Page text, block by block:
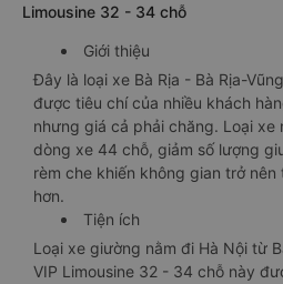
Limousine 32 - 34 chỗ
Giới thiệu
Đây là loại xe Bà Rịa - Bà Rịa-
được tiêu chí của nhiều khách
nhưng giá cả phải chăng. Loại
dòng xe 44 chỗ, giảm số lượng
rèm che khiến không gian trở
hơn.
Tiện ích
Loại xe giường nằm đi Hà Nội từ
VIP Limousine 32 - 34 chỗ này